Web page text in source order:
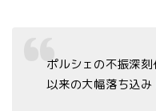
ポルシェの不振深
以来の大幅落ち込み